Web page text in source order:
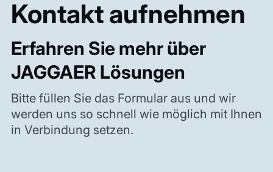
Kontakt aufnehmen
Erfahren Sie mehr über
JAGGAER Lösungen
Bitte füllen Sie das Formular aus und wir
werden uns so schnell wie möglich mit Ihnen
in Verbindung setzen.